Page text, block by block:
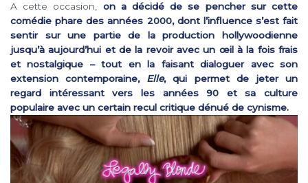
A cette occasion, on a décidé de se pencher sur cette
comédie phare des années 2000, dont l’influence s’est fait
sentir sur une partie de la production hollywoodienne
jusqu’à aujourd’hui et de la revoir avec un œil à la fois frais
et nostalgique – tout en la faisant dialoguer avec son
extension contemporaine, Elle, qui permet de jeter un
regard intéressant vers les années 90 et sa culture
populaire avec un certain recul critique dénué de cynisme.